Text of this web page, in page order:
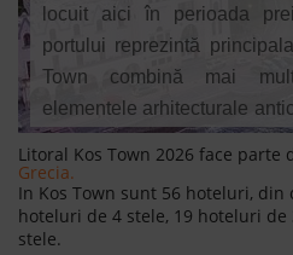
locuit aici în perioada
portului reprezintă
Town combină mai
elementele arhitecturale
care datează din perioada
verde a orașului veți
venețiene și case bine
fiind Country Hall.
Litoral Kos Town 2026 face parte
Grecia.
In Kos Town sunt 56 hoteluri,
hoteluri de 4 stele, 19 hoteluri de
stele.